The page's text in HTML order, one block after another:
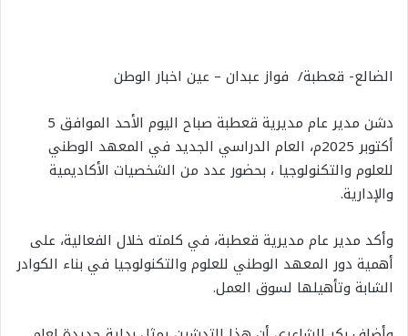
الضالع- قعطبة/ فواز عبدان – عين اخبار الوطن
دشن مدير عام مديرية قعطبة صباح اليوم الأحد الموافق 5
أكتوبر 2025م، العام الدراسي الجديد في المعهد الوطني
للعلوم والتكنولوجيا ، بحضور عدد من الشخصيات الأكاديمية
والإدارية.
وأكد مدير عام مديرية قعطبة، في كلمته خلال الفعالية، على
أهمية دور المعهد الوطني للعلوم والتكنولوجيا في بناء الكوادر
الشابة وتأهيلها لسوق العمل.